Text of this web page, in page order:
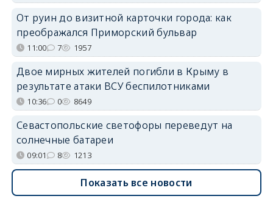
От руин до визитной карточки города: как
преображался Приморский бульвар
11:00 7 1957
Двое мирных жителей погибли в Крыму в
результате атаки ВСУ беспилотниками
10:36 0 8649
Севастопольские светофоры переведут на
солнечные батареи
09:01 8 1213
Показать все новости